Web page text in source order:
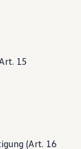
15
(Art. 16